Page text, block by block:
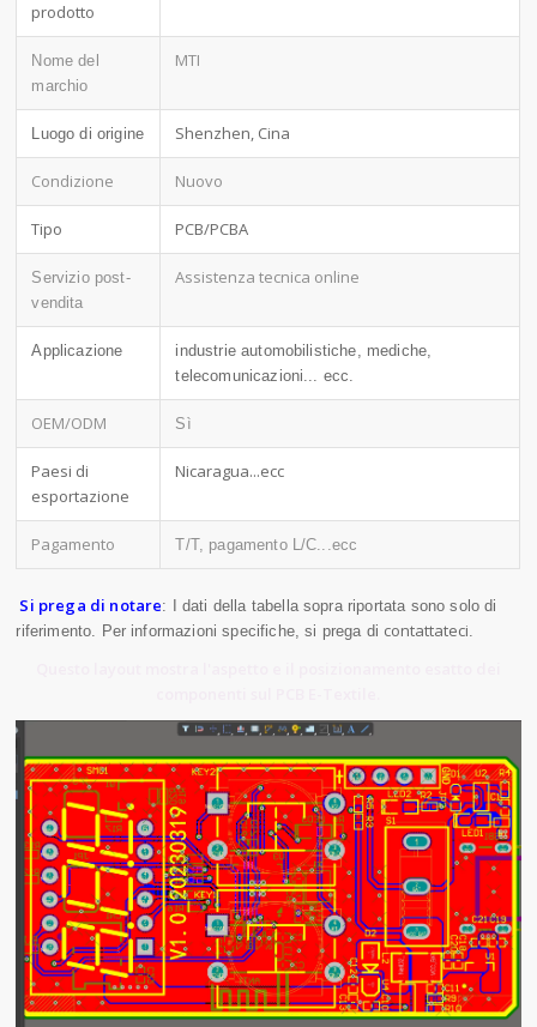
prodotto
Nome del
marchio
MTI
Luogo di origine Shenzhen, Cina
Condizione Nuovo
Tipo PCB/PCBA
Servizio post-
vendita
Assistenza tecnica online
Applicazione
industrie automobilistiche, mediche,
telecomunicazioni... ecc.
OEM/ODM Sì
Paesi di
esportazione
Nicaragua...ecc
Pagamento T/T, pagamento L/C...ecc
Si prega di notare: I dati della tabella sopra riportata sono solo di
riferimento. Per informazioni specifiche, si prega di contattateci.